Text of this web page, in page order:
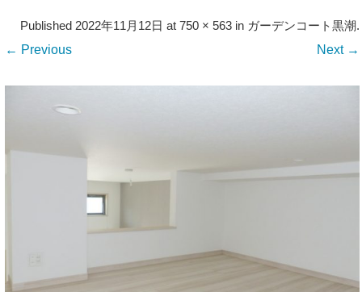
Published2022年11月12日 at750 × 563 in ガーデンコート黒潮.
← Previous Next →